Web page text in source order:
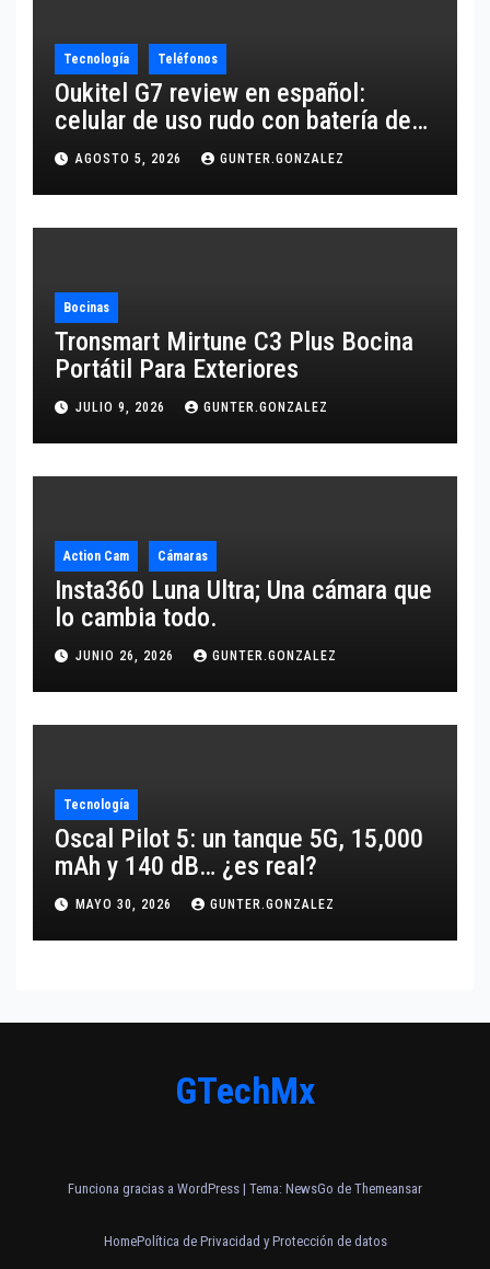
Tecnología Teléfonos
Oukitel G7 review en español:
celular de uso rudo con batería de
10,600 mAh
AGOSTO 5, 2026 GUNTER.GONZALEZ
Bocinas
Tronsmart Mirtune C3 Plus Bocina
Portátil Para Exteriores
JULIO 9, 2026 GUNTER.GONZALEZ
Action Cam Cámaras
Insta360 Luna Ultra; Una cámara que
lo cambia todo.
JUNIO 26, 2026 GUNTER.GONZALEZ
Tecnología
Oscal Pilot 5: un tanque 5G, 15,000
mAh y 140 dB… ¿es real?
MAYO 30, 2026 GUNTER.GONZALEZ
GTechMx
Funciona gracias a WordPress | Tema: NewsGo de Themeansar
HomePolítica de Privacidad y Protección de datos